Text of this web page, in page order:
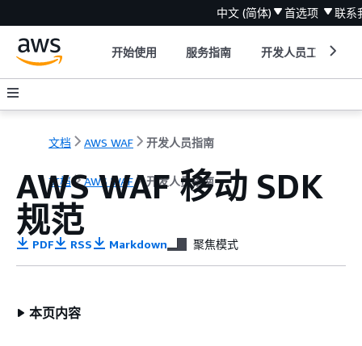
中文 (简体) 首选项 联系
开始使用 服务指南 开发人员工具
文档 AWS WAF 开发人员指南
文档 AWS WAF 开发人员指南
AWS WAF 移动 SDK
规范
PDF RSS Markdown 聚焦模式
本页内容